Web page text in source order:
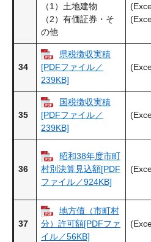
（1）土地建物
（2）有価証券・そ
の他
34
県税徴収実積
[PDFファイル／
239KB]
35
国税徴収実積
[PDFファイル／
239KB]
36
昭和38年度市町
村別決算見込額[PDF
ファイル／924KB]
37
地方債（市町村
分）許可額[PDFファ
イル／56KB]